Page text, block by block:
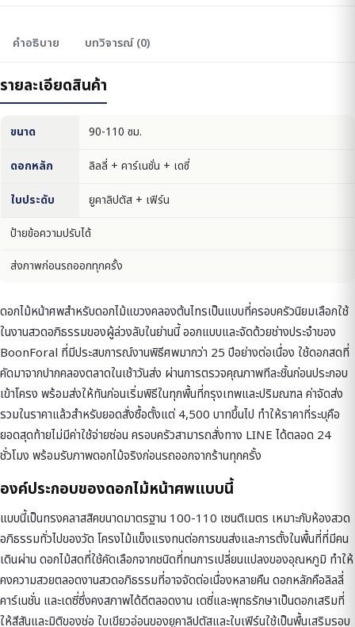
คำอธิบาย บทวิจารณ์ (0)
รายละเอียดสินค้า
ขนาด 90-110 ซม.
ดอกหลัก ลิลลี่ + คาร์เนชั่น + เดซี่
ใบประดับ
ยูคาลิปตัส + เฟิร์น
ป้ายข้อความปรับได้
ส่งภาพก่อนรถออกทุกครั้ง
ดอกไม้หน้าศพสำหรับดอกไม้แขวงคลองต้นไทรเป็นแบบที่ครอบครัวนิยมเลือกใช้
ในงานสวดอภิธรรมของผู้ล่วงลับในย่านนี้ ออกแบบและจัดด้วยช่างประจำของ
BoonForal ที่มีประสบการณ์งานพิธีศพมากว่า 25 ปีอย่างต่อเนื่อง ใช้ดอกสดที่
คัดมาจากปากคลองตลาดในเช้าวันส่ง ผ่านการตรวจคุณภาพทีละชิ้นก่อนประกอบ
เข้าโครง พร้อมส่งให้ทันก่อนเริ่มพิธีในทุกพื้นที่กรุงเทพและปริมณฑล ค่าจัดส่ง
รวมในราคาแล้วสำหรับยอดสั่งซื้อตั้งแต่ 4,500 บาทขึ้นไป ทำให้ราคาที่ระบุคือ
ยอดสุดท้ายไม่มีค่าใช้จ่ายซ่อน ครอบครัวสามารถสั่งทาง LINE ได้ตลอด 24
ชั่วโมง พร้อมรับภาพดอกไม้จริงก่อนรถออกจากร้านทุกครั้ง
องค์ประกอบของดอกไม้หน้าศพแบบนี้
แบบนี้เป็นทรงคลาสสิคขนาดมาตรฐาน 100-110 เซนติเมตร เหมาะกับห้องสวด
อภิธรรมทั่วไปของวัด โครงไม้แข็งแรงทนต่อการขนส่งและการตั้งในพื้นที่ที่มีคน
เดินผ่าน ดอกไม้สดที่ใช้คัดเลือกจากชนิดที่ทนการเปลี่ยนแปลงของอุณหภูมิ ทำให้
คงความสวยตลอดงานสวดอภิธรรมที่อาจจัดต่อเนื่องหลายคืน ดอกหลักคือลิลลี่
คาร์เนชั่น และเดซี่ซึ่งคงสภาพได้ดีตลอดงาน เดซี่และพุทธรักษาเป็นดอกเสริมที่
ให้สีสันและมิติของช่อ ใบเขียวอ่อนของยูคาลิปตัสและใบเฟิร์นใช้เป็นพื้นเสริมรอบ